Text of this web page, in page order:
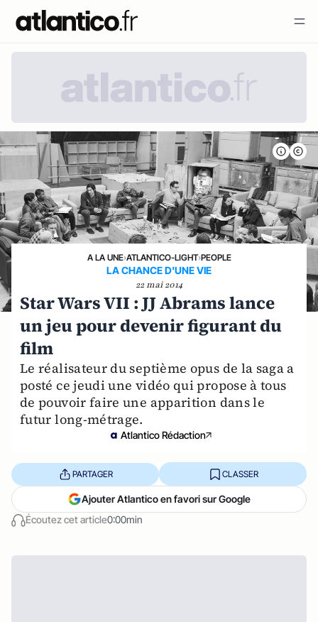
A LA UNE›ATLANTICO-LIGHT›PEOPLE
LA CHANCE D'UNE VIE
22 mai 2014
Star Wars VII : JJ Abrams lance
un jeu pour devenir figurant du
film
Le réalisateur du septième opus de la saga a
posté ce jeudi une vidéo qui propose à tous
de pouvoir faire une apparition dans le
futur long-métrage.
Atlantico Rédaction
Écoutez cet article0:00min
PARTAGER CLASSER
Ajouter Atlantico en favori sur Google